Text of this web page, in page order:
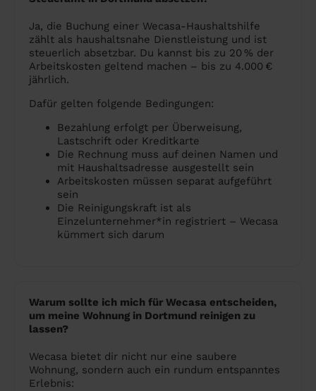
Ja, die Buchung einer Wecasa-Haushaltshilfe
zählt als haushaltsnahe Dienstleistung und ist
steuerlich absetzbar. Du kannst bis zu 20 % der
Arbeitskosten geltend machen – bis zu 4.000 €
jährlich.
Dafür gelten folgende Bedingungen:
Bezahlung erfolgt per Überweisung,
Lastschrift oder Kreditkarte
Die Rechnung muss auf deinen Namen und
mit Haushaltsadresse ausgestellt sein
Arbeitskosten müssen separat aufgeführt
sein
Die Reinigungskraft ist als
Einzelunternehmer*in registriert – Wecasa
kümmert sich darum
Warum sollte ich mich für Wecasa entscheiden,
um meine Wohnung in Dortmund reinigen zu
lassen?
Wecasa bietet dir nicht nur eine saubere
Wohnung, sondern auch ein rundum entspanntes
Erlebnis: